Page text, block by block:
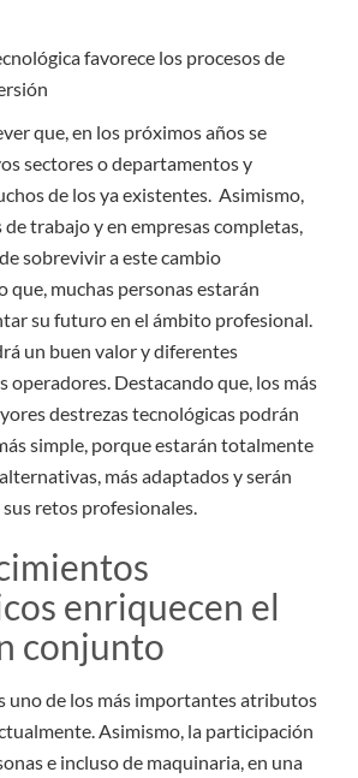
favorece los procesos de
que, en los próximos años se
sectores o departamentos y
de los ya existentes. Asimismo,
trabajo y en empresas completas,
sobrevivir a este cambio
que, muchas personas estarán
su futuro en el ámbito profesional.
un buen valor y diferentes
operadores. Destacando que, los más
destrezas tecnológicas podrán
simple, porque estarán totalmente
más adaptados y serán
retos profesionales.
enriquecen el
conjunto
uno de los más importantes atributos
Asimismo, la participación
e incluso de maquinaria, en una